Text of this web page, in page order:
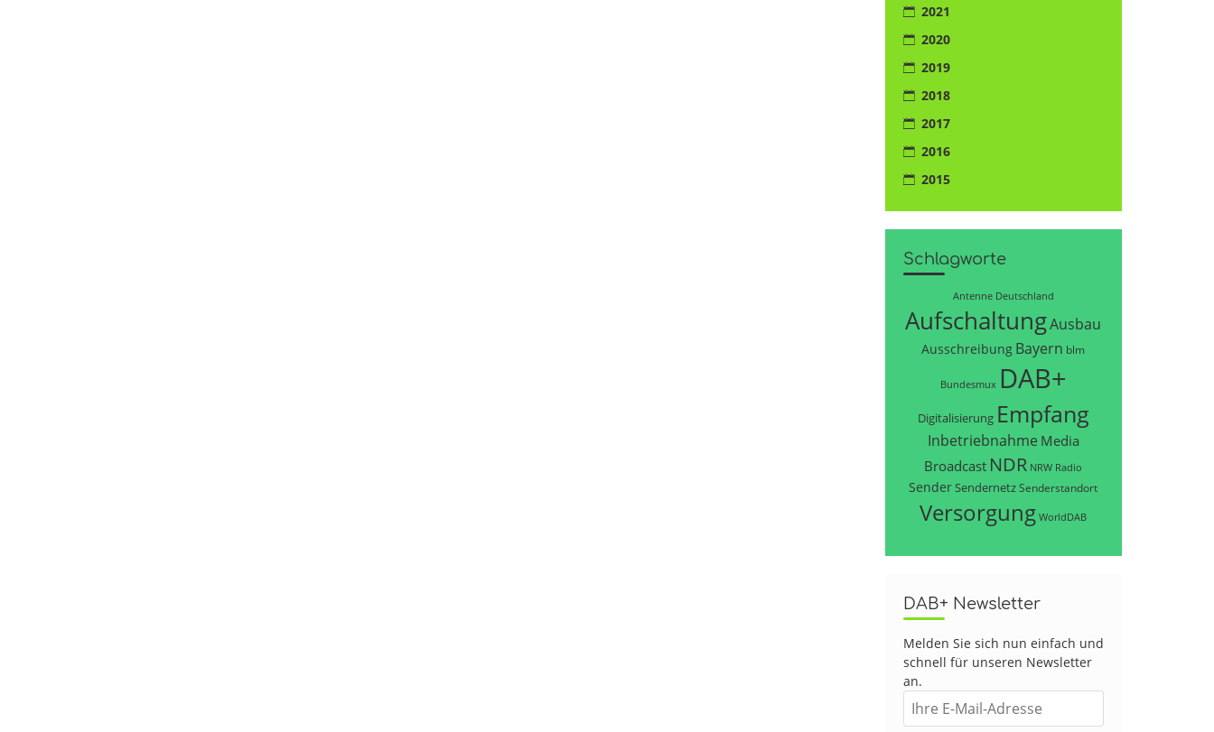
2021
2020
2019
2018
2017
2016
2015
Schlagworte
Antenne Deutschland
AufschaltungAusbau
Ausschreibung Bayern blm
Bundesmux DAB+
Digitalisierung Empfang
Inbetriebnahme Media
Broadcast NDR NRW Radio
SenderSendernetzSenderstandort
Versorgung WorldDAB
DAB+ Newsletter
Melden Sie sich nun einfach und
schnell für unseren Newsletter
an.